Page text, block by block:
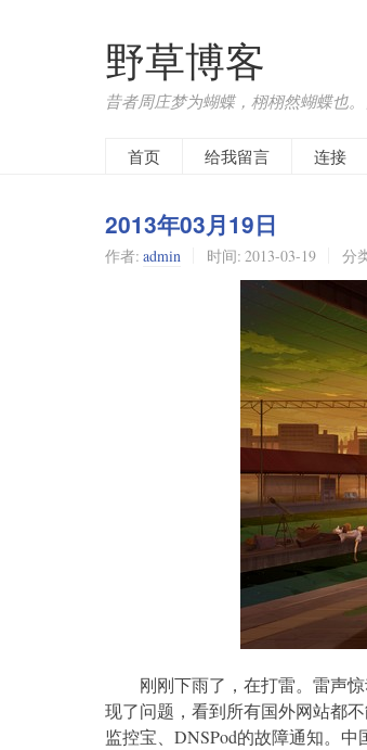
野草博客
昔者周庄梦为蝴蝶，栩栩然蝴蝶也
首页
给我留言 连接
2013年03月19日
作者: admin 时间: 2013-03-19 分
刚刚下雨了，在打雷。雷声
现了问题，看到所有国外网站都
监控宝、DNSPod的故障通知。